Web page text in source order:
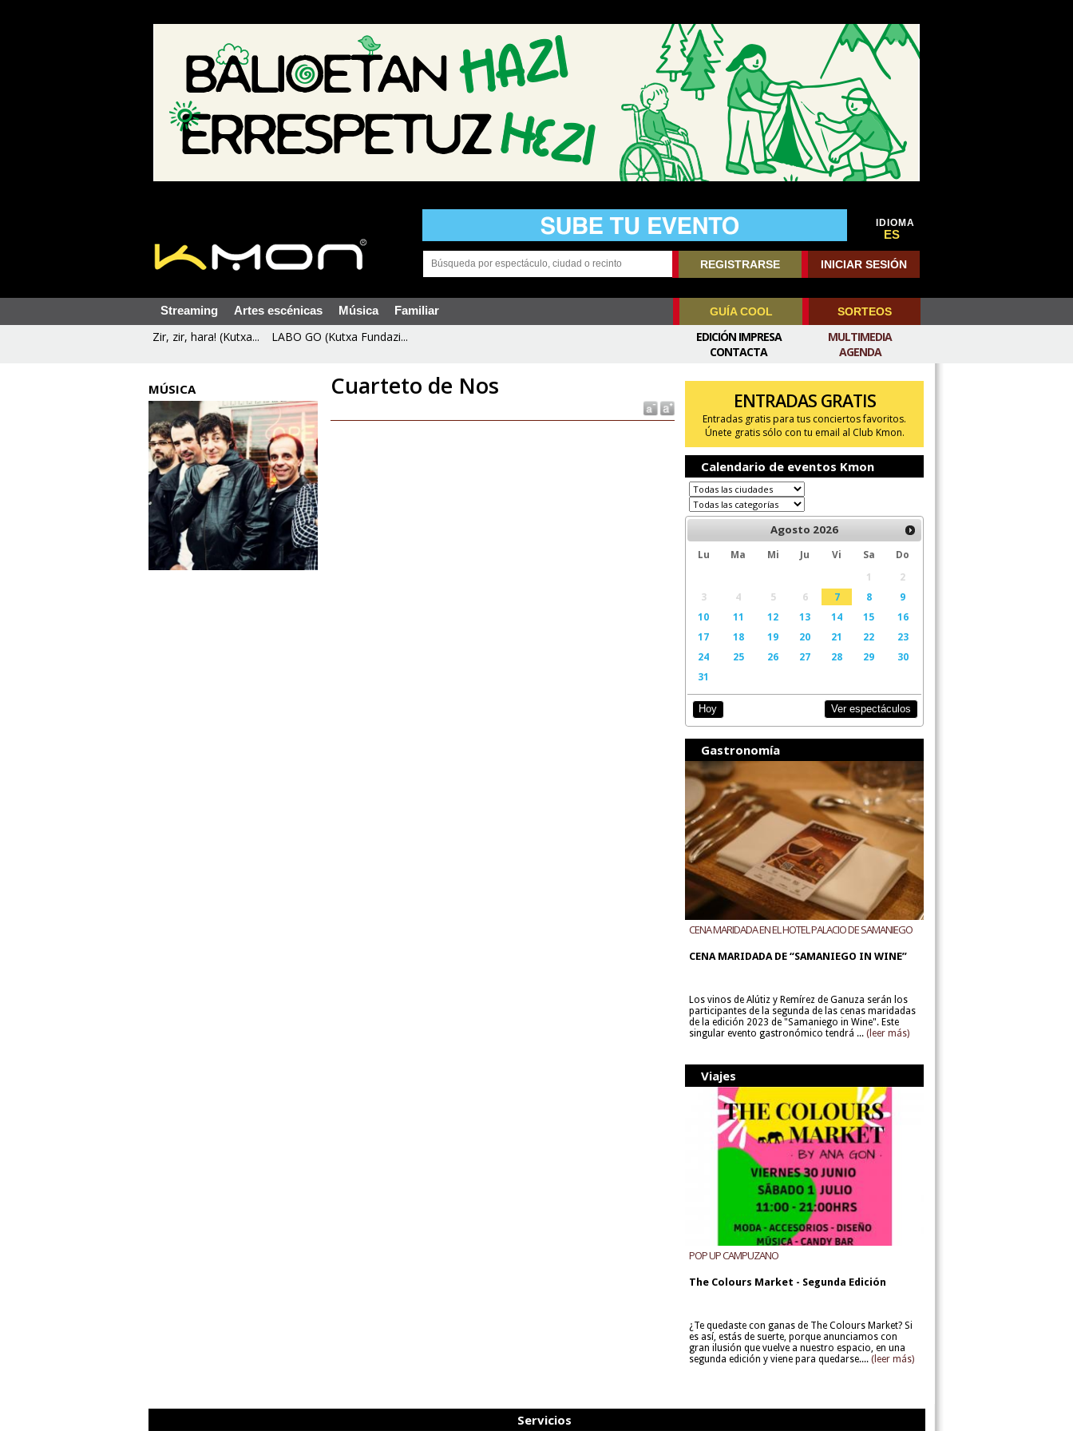
IDIOMA
ES
REGISTRARSE INICIAR SESIÓN
Streaming Artes escénicas Música Familiar GUÍA COOL SORTEOS
Zir, zir, hara! (Kutxa... LABO GO (Kutxa Fundazi...
MULTIMEDIA
AGENDA
EDICIÓN IMPRESA
CONTACTA
MÚSICA Cuarteto de Nos
ENTRADAS GRATIS
Entradas gratis para tus conciertos favoritos.
Únete gratis sólo con tu email al Club Kmon.
Calendario de eventos Kmon
Agosto 2026
Lu Ma Mi Ju Vi Sa
Do
1
2
3
4 5 6 7 8
9
10
11 12 13 14 15
16
17
18 19 20 21 22
23
24
25 26 27 28 29
30
31
Hoy Ver espectáculos
Gastronomía
CENA MARIDADA EN EL HOTEL PALACIO DE SAMANIEGO
CENA MARIDADA DE “SAMANIEGO IN WINE”
Los vinos de Alútiz y Remírez de Ganuza serán los
participantes de la segunda de las cenas maridadas
de la edición 2023 de "Samaniego in Wine". Este
singular evento gastronómico tendrá ... (leer más)
Viajes
POP UP CAMPUZANO
The Colours Market - Segunda Edición
¿Te quedaste con ganas de The Colours Market? Si
es así, estás de suerte, porque anunciamos con
gran ilusión que vuelve a nuestro espacio, en una
segunda edición y viene para quedarse.... (leer más)
Servicios